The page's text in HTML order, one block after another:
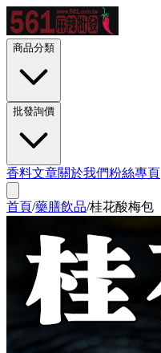
商品分類
批發詢價
香料文章關於我們粉絲專頁
首頁/藥膳飲品/桂花酸梅包